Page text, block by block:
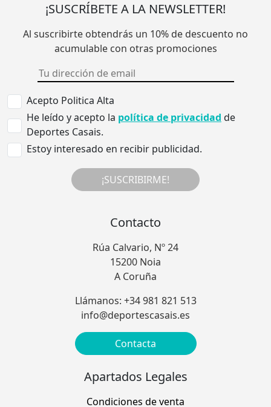
¡SUSCRÍBETE A LA NEWSLETTER!
Al suscribirte obtendrás un 10% de descuento no
acumulable con otras promociones
Acepto Politica Alta
He leído y acepto la política de privacidad de
Deportes Casais.
Estoy interesado en recibir publicidad.
¡SUSCRIBIRME!
Contacto
Rúa Calvario, Nº 24
15200 Noia
A Coruña
Llámanos: +34 981 821 513
info@deportescasais.es
Contacta
Apartados Legales
Condiciones de venta